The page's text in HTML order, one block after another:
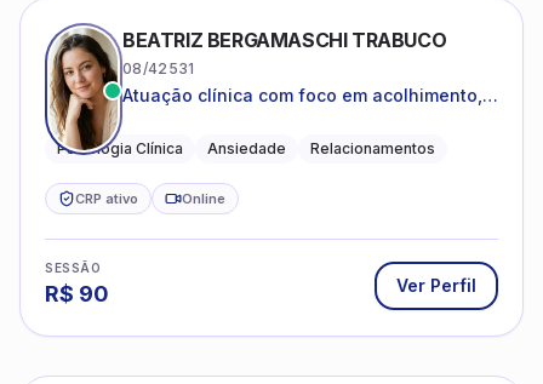
BEATRIZ BERGAMASCHI TRABUCO
08/42531
Atuação clínica com foco em acolhimento,
Psicologia Clínica Ansiedade Relacionamentos
CRP ativo Online
SESSÃO
R$ 90 Ver Perfil